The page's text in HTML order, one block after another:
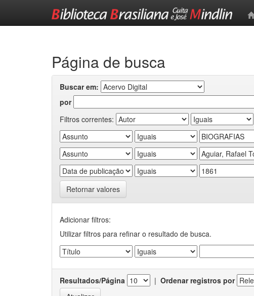
Página de busca
Buscar em:
por
Filtros correntes:
Retornar valores
Adicionar filtros:
Utilizar filtros para refinar o resultado de busca.
Resultados/Página | Ordenar registros por